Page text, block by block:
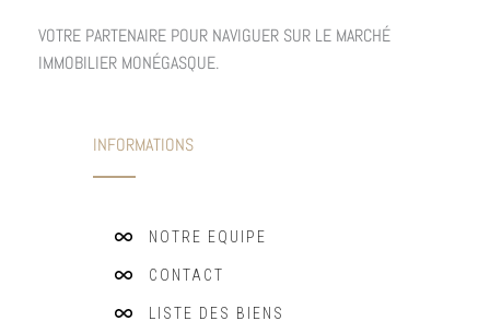
VOTRE PARTENAIRE POUR NAVIGUER SUR LE MARCHÉ
IMMOBILIER MONÉGASQUE.
INFORMATIONS
NOTRE EQUIPE
CONTACT
LISTE DES BIENS